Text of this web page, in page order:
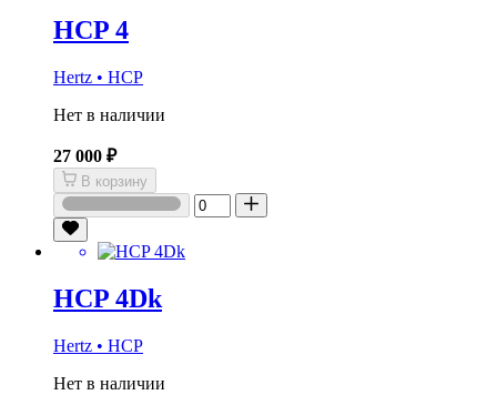
HCP 4
Hertz • HCP
Нет в наличии
27 000 ₽
В корзину
HCP 4Dk
Hertz • HCP
Нет в наличии